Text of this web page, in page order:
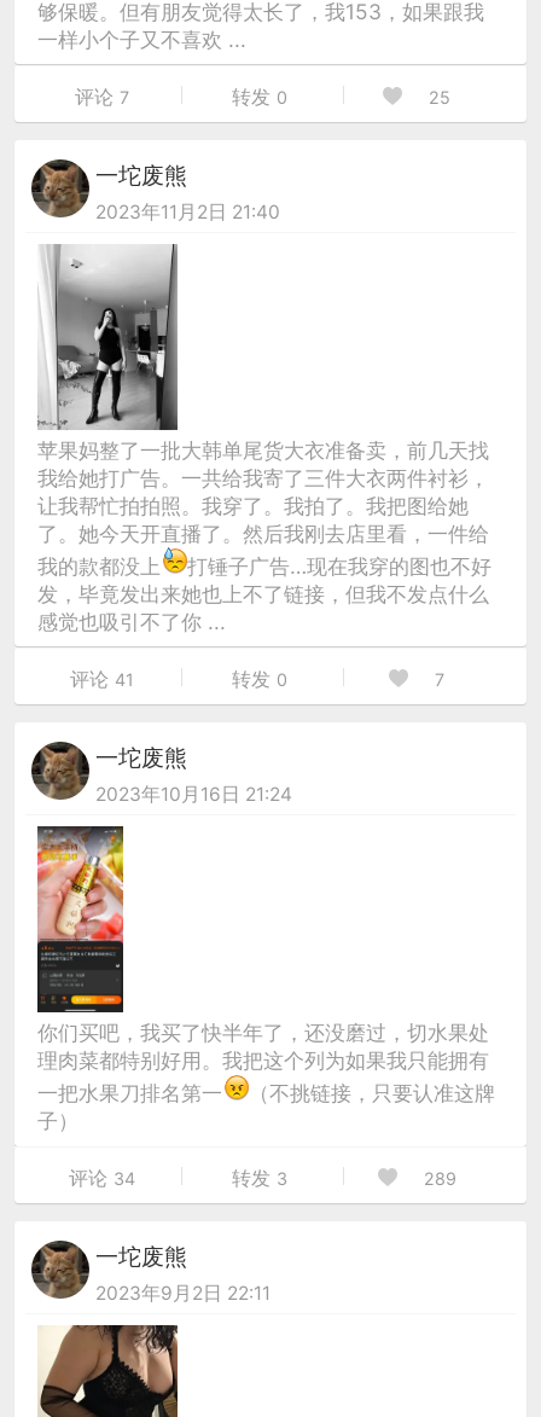
够保暖。但有朋友觉得太长了，我153，如果跟我
一样小个子又不喜欢 ...
评论 7 转发 0 25
一坨废熊
2023年11月2日 21:40
苹果妈整了一批大韩单尾货大衣准备卖，前几天找
我给她打广告。一共给我寄了三件大衣两件衬衫，
让我帮忙拍拍照。我穿了。我拍了。我把图给她
了。她今天开直播了。然后我刚去店里看，一件给
我的款都没上
打锤子广告…现在我穿的图也不好
发，毕竟发出来她也上不了链接，但我不发点什么
感觉也吸引不了你 ...
评论 41 转发 0 7
一坨废熊
2023年10月16日 21:24
你们买吧，我买了快半年了，还没磨过，切水果处
理肉菜都特别好用。我把这个列为如果我只能拥有
一把水果刀排名第一
（不挑链接，只要认准这牌
子）
评论 34 转发 3 289
一坨废熊
2023年9月2日 22:11